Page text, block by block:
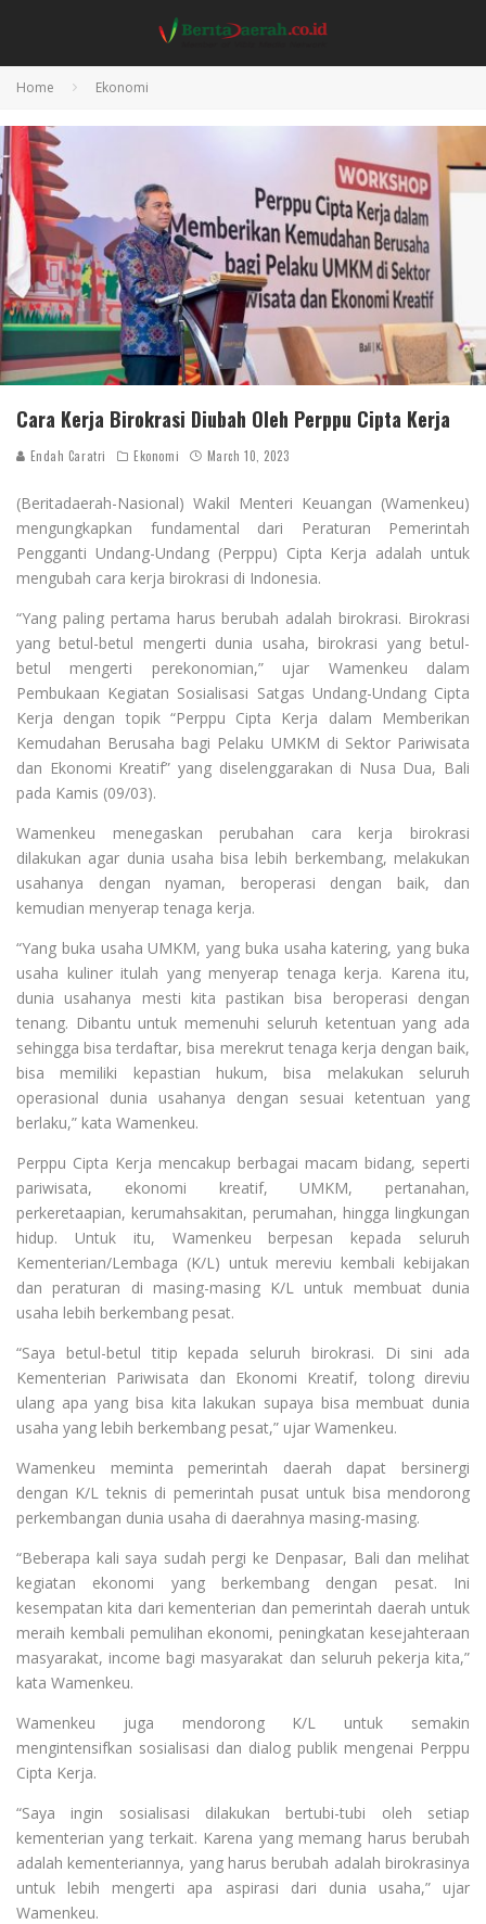
Home Ekonomi
Cara Kerja Birokrasi Diubah Oleh Perppu Cipta Kerja
Endah Caratri Ekonomi March 10, 2023
(Beritadaerah-Nasional) Wakil Menteri Keuangan (Wamenkeu)
mengungkapkan fundamental dari Peraturan Pemerintah
Pengganti Undang-Undang (Perppu) Cipta Kerja adalah untuk
mengubah cara kerja birokrasi di Indonesia.
“Yang paling pertama harus berubah adalah birokrasi. Birokrasi
yang betul-betul mengerti dunia usaha, birokrasi yang betul-
betul mengerti perekonomian,” ujar Wamenkeu dalam
Pembukaan Kegiatan Sosialisasi Satgas Undang-Undang Cipta
Kerja dengan topik “Perppu Cipta Kerja dalam Memberikan
Kemudahan Berusaha bagi Pelaku UMKM di Sektor Pariwisata
dan Ekonomi Kreatif” yang diselenggarakan di Nusa Dua, Bali
pada Kamis (09/03).
Wamenkeu menegaskan perubahan cara kerja birokrasi
dilakukan agar dunia usaha bisa lebih berkembang, melakukan
usahanya dengan nyaman, beroperasi dengan baik, dan
kemudian menyerap tenaga kerja.
“Yang buka usaha UMKM, yang buka usaha katering, yang buka
usaha kuliner itulah yang menyerap tenaga kerja. Karena itu,
dunia usahanya mesti kita pastikan bisa beroperasi dengan
tenang. Dibantu untuk memenuhi seluruh ketentuan yang ada
sehingga bisa terdaftar, bisa merekrut tenaga kerja dengan baik,
bisa memiliki kepastian hukum, bisa melakukan seluruh
operasional dunia usahanya dengan sesuai ketentuan yang
berlaku,” kata Wamenkeu.
Perppu Cipta Kerja mencakup berbagai macam bidang, seperti
pariwisata, ekonomi kreatif, UMKM, pertanahan,
perkeretaapian, kerumahsakitan, perumahan, hingga lingkungan
hidup. Untuk itu, Wamenkeu berpesan kepada seluruh
Kementerian/Lembaga (K/L) untuk mereviu kembali kebijakan
dan peraturan di masing-masing K/L untuk membuat dunia
usaha lebih berkembang pesat.
“Saya betul-betul titip kepada seluruh birokrasi. Di sini ada
Kementerian Pariwisata dan Ekonomi Kreatif, tolong direviu
ulang apa yang bisa kita lakukan supaya bisa membuat dunia
usaha yang lebih berkembang pesat,” ujar Wamenkeu.
Wamenkeu meminta pemerintah daerah dapat bersinergi
dengan K/L teknis di pemerintah pusat untuk bisa mendorong
perkembangan dunia usaha di daerahnya masing-masing.
“Beberapa kali saya sudah pergi ke Denpasar, Bali dan melihat
kegiatan ekonomi yang berkembang dengan pesat. Ini
kesempatan kita dari kementerian dan pemerintah daerah untuk
meraih kembali pemulihan ekonomi, peningkatan kesejahteraan
masyarakat, income bagi masyarakat dan seluruh pekerja kita,”
kata Wamenkeu.
Wamenkeu juga mendorong K/L untuk semakin
mengintensifkan sosialisasi dan dialog publik mengenai Perppu
Cipta Kerja.
“Saya ingin sosialisasi dilakukan bertubi-tubi oleh setiap
kementerian yang terkait. Karena yang memang harus berubah
adalah kementeriannya, yang harus berubah adalah birokrasinya
untuk lebih mengerti apa aspirasi dari dunia usaha,” ujar
Wamenkeu.